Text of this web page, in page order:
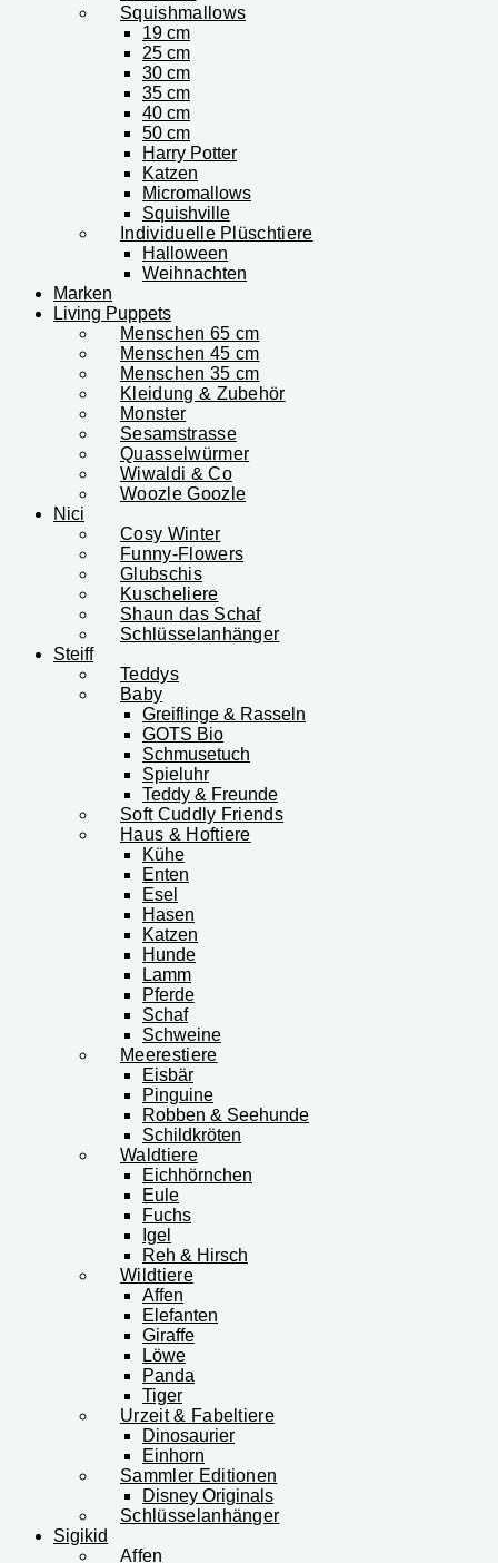
Squishmallows
19 cm
25 cm
30 cm
35 cm
40 cm
50 cm
Harry Potter
Katzen
Micromallows
Squishville
Individuelle Plüschtiere
Halloween
Weihnachten
Marken
Living Puppets
Menschen 65 cm
Menschen 45 cm
Menschen 35 cm
Kleidung & Zubehör
Monster
Sesamstrasse
Quasselwürmer
Wiwaldi & Co
Woozle Goozle
Nici
Cosy Winter
Funny-Flowers
Glubschis
Kuscheliere
Shaun das Schaf
Schlüsselanhänger
Steiff
Teddys
Baby
Greiflinge & Rasseln
GOTS Bio
Schmusetuch
Spieluhr
Teddy & Freunde
Soft Cuddly Friends
Haus & Hoftiere
Kühe
Enten
Esel
Hasen
Katzen
Hunde
Lamm
Pferde
Schaf
Schweine
Meerestiere
Eisbär
Pinguine
Robben & Seehunde
Schildkröten
Waldtiere
Eichhörnchen
Eule
Fuchs
Igel
Reh & Hirsch
Wildtiere
Affen
Elefanten
Giraffe
Löwe
Panda
Tiger
Urzeit & Fabeltiere
Dinosaurier
Einhorn
Sammler Editionen
Disney Originals
Schlüsselanhänger
Sigikid
Affen